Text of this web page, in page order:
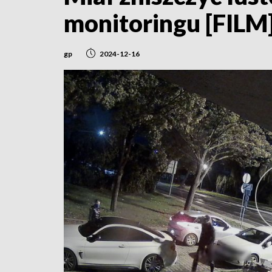
monitoringu
gp 2024-12-16